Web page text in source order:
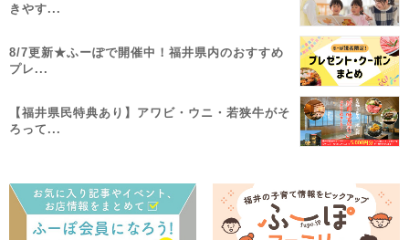
きやす...
8/7更新★ふーぽで開催中！福井県内のおすすめ
プレ...
【福井県民特典あり】アワビ・ウニ・若狭牛がそ
ろって...